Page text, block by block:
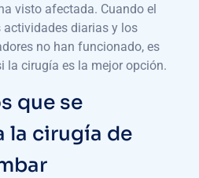
visto afectada. Cuando el
diarias y los
no han funcionado, es
la cirugía es la mejor opción.
que se
la cirugía de